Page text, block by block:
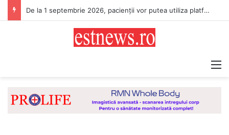
De la 1 septembrie 2026, pacienții vor putea utiliza platforma digitală națională „E-Sănătatea Mea”